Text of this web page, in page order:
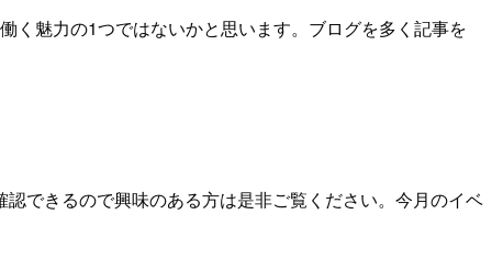
く魅力の1つではないかと思います。ブログを多く記事を
できるので興味のある方は是非ご覧ください。今月のイベ